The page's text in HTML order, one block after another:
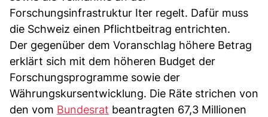
Forschungsinfrastruktur Iter regelt. Dafür muss
die Schweiz einen Pflichtbeitrag entrichten.
Der gegenüber dem Voranschlag höhere Betrag
erklärt sich mit dem höheren Budget der
Forschungsprogramme sowie der
Währungskursentwicklung. Die Räte strichen von
den vom Bundesrat beantragten 67,3 Millionen